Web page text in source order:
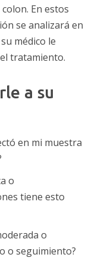
En estos
se analizará en
médico le
tratamiento.
a su
en mi muestra
o
tiene esto
o
o seguimiento?